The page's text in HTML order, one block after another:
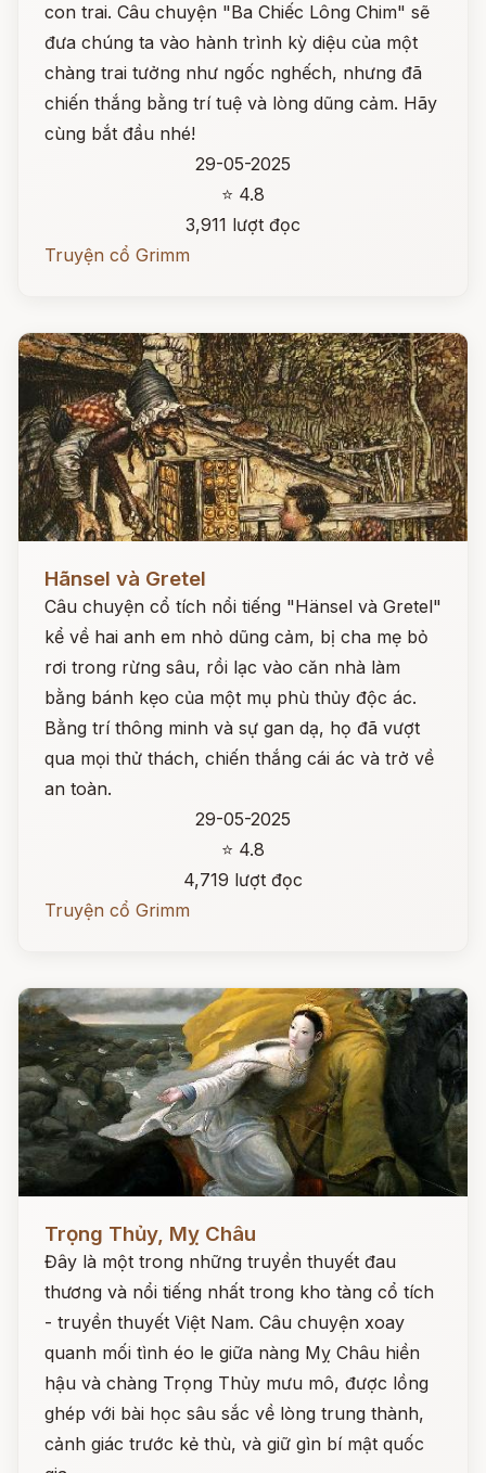
con trai. Câu chuyện "Ba Chiếc Lông Chim" sẽ
đưa chúng ta vào hành trình kỳ diệu của một
chàng trai tưởng như ngốc nghếch, nhưng đã
chiến thắng bằng trí tuệ và lòng dũng cảm. Hãy
cùng bắt đầu nhé!
29-05-2025
⭐ 4.8
3,911 lượt đọc
Truyện cổ Grimm
Hãnsel và Gretel
Câu chuyện cổ tích nổi tiếng "Hänsel và Gretel"
kể về hai anh em nhỏ dũng cảm, bị cha mẹ bỏ
rơi trong rừng sâu, rồi lạc vào căn nhà làm
bằng bánh kẹo của một mụ phù thủy độc ác.
Bằng trí thông minh và sự gan dạ, họ đã vượt
qua mọi thử thách, chiến thắng cái ác và trở về
an toàn.
29-05-2025
⭐ 4.8
4,719 lượt đọc
Truyện cổ Grimm
Trọng Thủy, Mỵ Châu
Đây là một trong những truyền thuyết đau
thương và nổi tiếng nhất trong kho tàng cổ tích
- truyền thuyết Việt Nam. Câu chuyện xoay
quanh mối tình éo le giữa nàng Mỵ Châu hiền
hậu và chàng Trọng Thủy mưu mô, được lồng
ghép với bài học sâu sắc về lòng trung thành,
cảnh giác trước kẻ thù, và giữ gìn bí mật quốc